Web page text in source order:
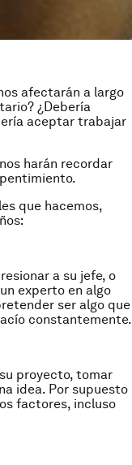
afectarán a largo
¿Debería
aceptar trabajar
harán recordar
que hacemos,
a su jefe, o
experto en algo
ser algo que
constantemente.
proyecto, tomar
idea. Por supuesto
factores, incluso